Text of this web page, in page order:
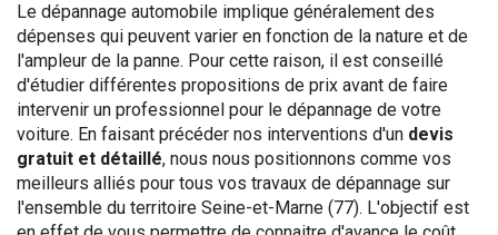
Le dépannage automobile implique généralement des
dépenses qui peuvent varier en fonction de la nature et de
l'ampleur de la panne. Pour cette raison, il est conseillé
d'étudier différentes propositions de prix avant de faire
intervenir un professionnel pour le dépannage de votre
voiture. En faisant précéder nos interventions d'un devis
gratuit et détaillé, nous nous positionnons comme vos
meilleurs alliés pour tous vos travaux de dépannage sur
l'ensemble du territoire Seine-et-Marne (77). L'objectif est